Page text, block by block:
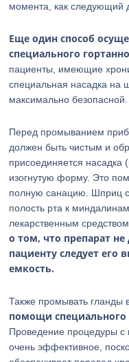
момента, как следующий
Еще один способ
специального
пациенты, имеющие
специальная насадка на
максимально безопасной.
Перед промыванием
должен быть чистым и
присоединяется
изогнутую форму. Это
полную санацию. Шприц
полость рта к
лекарственным
о том, что препарат
пациенту следует его
емкость.
Также промывать гланды
помощи специального
Проведение процедуры с
очень эффективное,